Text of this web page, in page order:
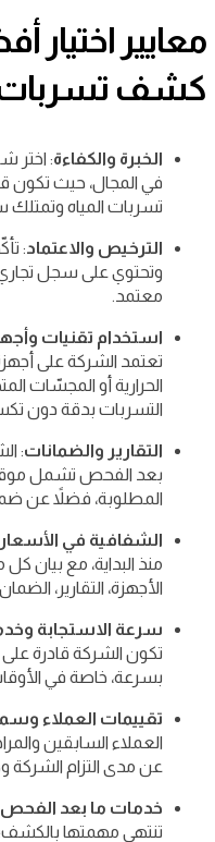
معايير
كشف تسربات
الخبرة والكفاءة: اختر
في المجال، حيث تكون
تسربات المياه وتمتلك
الترخيص والاعتماد:
وتحتوي على سجل
معتمد.
استخدام تقنيات
تعتمد الشركة على
الحرارية أو المجسّات
التسربات بدقة دون
التقارير والضمانات:
بعد الفحص تشمل موقع
المطلوبة، فضلاً عن
الشفافية في الأسعار
منذ البداية، مع بيان
الأجهزة، التقارير،
سرعة الاستجابة
تكون الشركة قادرة على
بسرعة، خاصة في
تقييمات العملاء
العملاء السابقين
عن مدى التزام الشركة
خدمات ما بعد الفحص
تنتهي مهمتها